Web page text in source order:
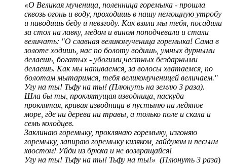
«О Великая мученица, поленница горемыка - прошла
сквозь огонь и воду, проходишь в нашу немощную утробу
и наводишь беду и невзгоду. Как взяли мы тебя, посадили
за стол на лавку, медом и вином поподчевали и стали
величать: "О славная великомученица горемыка! Сама в
золоте ходишь, нас по болоту водишь, умных дурными
делаешь, богатых - убогими,честных бездарными
делаешь. Как мы напиваемся, за волосы хватаемся, по
болотам мытаримся, тебя великомученицей величаем."
Угу на ты! Тьфу на ты! (Плюнуть на землю 3 раза).
Шла бы ты, проклятущая изводница, паскуда
проклятая, кривая изводница в пустыню на ледяное
море, где ни дерева ни травы, а только поле и скала и
семь колодцев.
Заклинаю горемыку, проклянаю горемыку, изгоняю
горемыку, запираю горемыку кизяком, гайдуком и песьим
хвостом! Уйди из брюха и не возвращайся!
Угу на ты! Тьфу на ты! Тьфу на ты!» (Плюнуть 3 раза)